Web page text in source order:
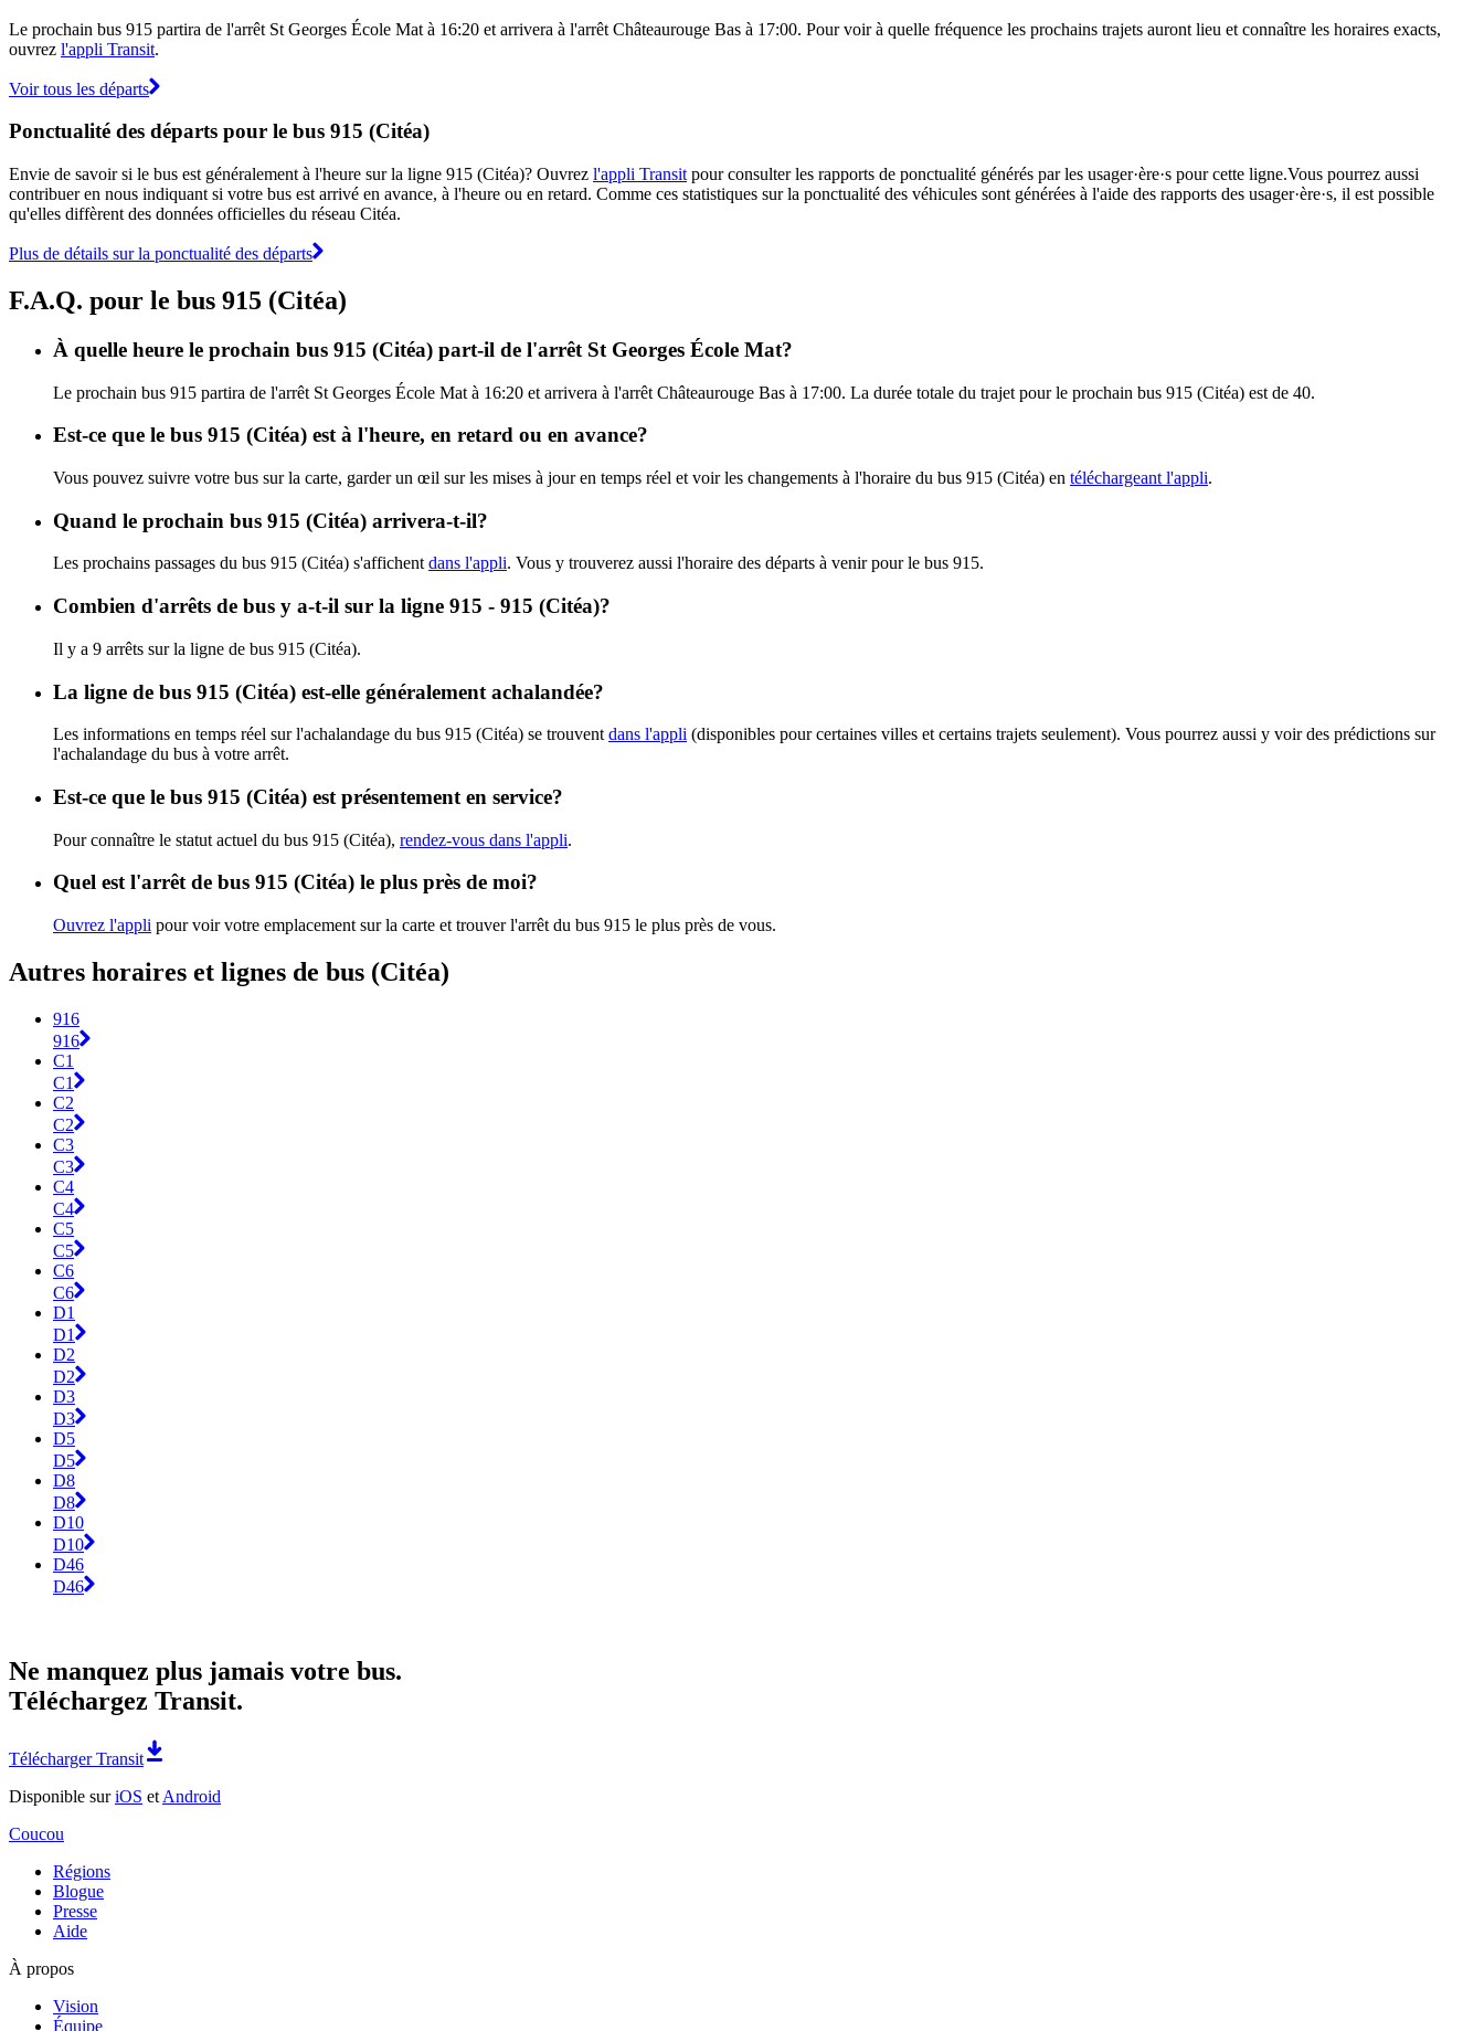
Le prochain bus 915 partira de l'arrêt St Georges École Mat à 16:20 et arrivera à l'arrêt Châteaurouge Bas à 17:00. Pour voir à quelle fréquence les prochains trajets auront lieu et connaître les horaires exacts,
ouvrez l'appli Transit.
Voir tous les départs
Ponctualité des départs pour le bus 915 (Citéa)
Envie de savoir si le bus est généralement à l'heure sur la ligne 915 (Citéa)? Ouvrez l'appli Transit pour consulter les rapports de ponctualité générés par les usager·ère·s pour cette ligne.Vous pourrez aussi
contribuer en nous indiquant si votre bus est arrivé en avance, à l'heure ou en retard. Comme ces statistiques sur la ponctualité des véhicules sont générées à l'aide des rapports des usager·ère·s, il est possible
qu'elles diffèrent des données officielles du réseau Citéa.
Plus de détails sur la ponctualité des départs
F.A.Q. pour le bus 915 (Citéa)
À quelle heure le prochain bus 915 (Citéa) part-il de l'arrêt St Georges École Mat?
Le prochain bus 915 partira de l'arrêt St Georges École Mat à 16:20 et arrivera à l'arrêt Châteaurouge Bas à 17:00. La durée totale du trajet pour le prochain bus 915 (Citéa) est de 40.
Est-ce que le bus 915 (Citéa) est à l'heure, en retard ou en avance?
Vous pouvez suivre votre bus sur la carte, garder un œil sur les mises à jour en temps réel et voir les changements à l'horaire du bus 915 (Citéa) en téléchargeant l'appli.
Quand le prochain bus 915 (Citéa) arrivera-t-il?
Les prochains passages du bus 915 (Citéa) s'affichent dans l'appli. Vous y trouverez aussi l'horaire des départs à venir pour le bus 915.
Combien d'arrêts de bus y a-t-il sur la ligne 915 - 915 (Citéa)?
Il y a 9 arrêts sur la ligne de bus 915 (Citéa).
La ligne de bus 915 (Citéa) est-elle généralement achalandée?
Les informations en temps réel sur l'achalandage du bus 915 (Citéa) se trouvent dans l'appli (disponibles pour certaines villes et certains trajets seulement). Vous pourrez aussi y voir des prédictions sur
l'achalandage du bus à votre arrêt.
Est-ce que le bus 915 (Citéa) est présentement en service?
Pour connaître le statut actuel du bus 915 (Citéa), rendez-vous dans l'appli.
Quel est l'arrêt de bus 915 (Citéa) le plus près de moi?
Ouvrez l'appli pour voir votre emplacement sur la carte et trouver l'arrêt du bus 915 le plus près de vous.
Autres horaires et lignes de bus (Citéa)
916
916
C1
C1
C2
C2
C3
C3
C4
C4
C5
C5
C6
C6
D1
D1
D2
D2
D3
D3
D5
D5
D8
D8
D10
D10
D46
D46
Ne manquez plus jamais votre bus.
Téléchargez Transit.
Télécharger Transit
Disponible suriOS et Android
Coucou
Régions
Blogue
Presse
Aide
À propos
Vision
Équipe